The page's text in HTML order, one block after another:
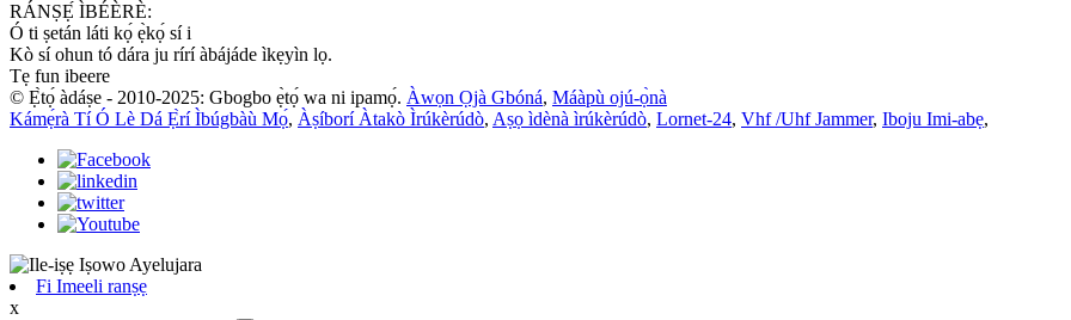
RÁNṢẸ́ ÌBÉÈRÈ:
Ó ti ṣetán láti kọ́ ẹ̀kọ́ sí i
Kò sí ohun tó dára ju rírí àbájáde ìkẹyìn lọ.
Tẹ fun ibeere
© Ẹ̀tọ́ àdáṣe - 2010-2025: Gbogbo ẹ̀tọ́ wa ni ipamọ́. Àwọn Ọjà Gbóná, Máàpù ojú-ọ̀nà
Kámẹ́rà Tí Ó Lè Dá Ẹ̀rí Ìbúgbàù Mọ́, Àṣíborí Àtakò Ìrúkèrúdò, Aṣọ ìdènà ìrúkèrúdò, Lornet-24, Vhf /Uhf Jammer, Iboju Imi-abẹ,
Fi Imeeli ranṣẹ
x